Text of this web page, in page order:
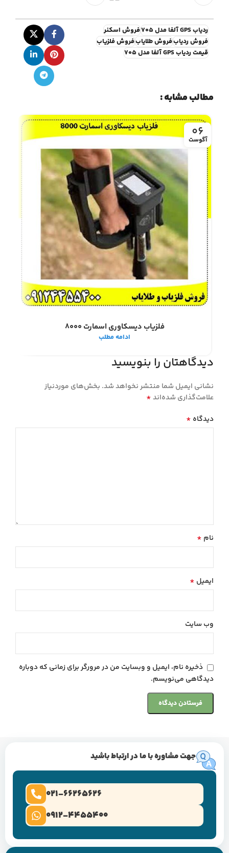
ردیاب GPS آلفا مدل ۷۰۵
فروش اسکنر
فروش ردیابفروش طلایابفروش فلزیاب
قیمت ردیاب GPS آلفا مدل ۷۰۵
مطالب مشابه :
06
آگوست
فلزیاب دیسکاوری اسمارت 8000
ادامه مطلب
دیدگاهتان را بنویسید
نشانی ایمیل شما منتشر نخواهد شد. بخش‌های موردنیاز
علامت‌گذاری شده‌اند*
دیدگاه *
نام *
ایمیل *
وب‌ سایت
ذخیره نام، ایمیل و وبسایت من در مرورگر برای زمانی که دوباره
دیدگاهی می‌نویسم.
جهت مشاوره با ما در ارتباط باشید
0912-4455400
021-66265626